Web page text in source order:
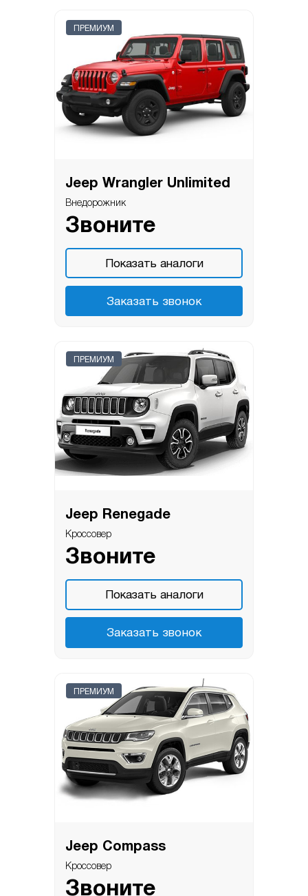
ПРЕМИУМ
Jeep Wrangler Unlimited
Внедорожник
Звоните
Показать аналоги
Заказать звонок
ПРЕМИУМ
Jeep Renegade
Кроссовер
Звоните
Показать аналоги
Заказать звонок
ПРЕМИУМ
Jeep Compass
Кроссовер
Звоните